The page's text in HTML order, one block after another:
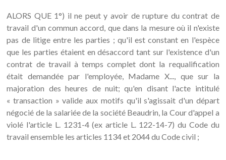
ALORS QUE 1°) il ne peut y avoir de rupture du contrat de
travail d'un commun accord, que dans la mesure où il n'existe
pas de litige entre les parties ; qu'il est constant en l'espèce
que les parties étaient en désaccord tant sur l'existence d'un
contrat de travail à temps complet dont la requalification
était demandée par l'employée, Madame X..., que sur la
majoration des heures de nuit; qu'en disant l'acte intitulé
« transaction » valide aux motifs qu'il s'agissait d'un départ
négocié de la salariée de la société Beaudrin, la Cour d'appel a
violé l'article L. 1231-4 (ex article L. 122-14-7) du Code du
travail ensemble les articles 1134 et 2044 du Code civil ;